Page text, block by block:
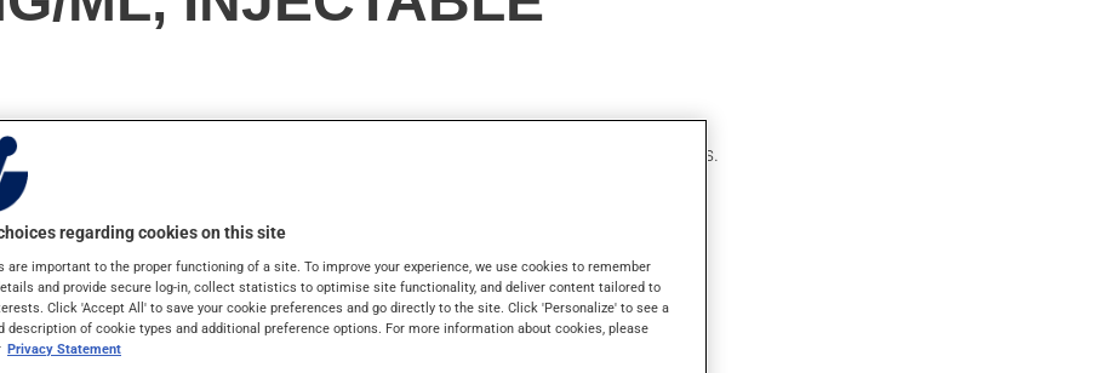
on l'utilise pour la douleur. On peut sentir son action en quelques minutes.
:
s'il est dans une fiole, nettoyez l'embout à l'alcool;
regarding cookies on this site
are important to the proper functioning of a site. To improve your experience, we use cookies to remember
and provide secure log-in, collect statistics to optimise site functionality, and deliver content tailored to
Click 'Accept All' to save your cookie preferences and go directly to the site. Click 'Personalize' to see a
description of cookie types and additional preference options. For more information about cookies, please
Privacy Statement